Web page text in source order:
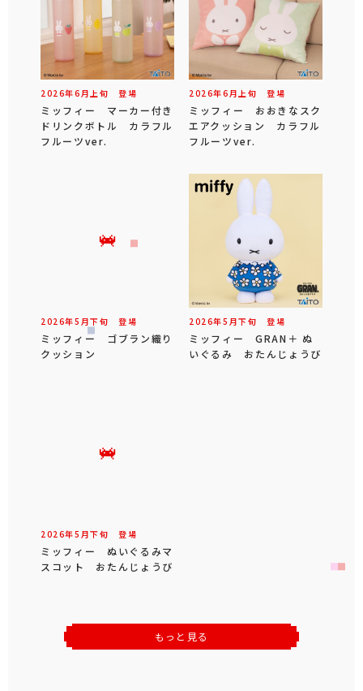
2026年6 月 上旬 登場
ミッフィー マーカー付き
ドリンクボトル カラフル
フルーツver.
2026年6 月 上旬 登場
ミッフィー おおきなスク
エアクッション カラフル
フルーツver.
2026年5 月下旬 登場
ミッフィー ゴブラン織り
クッション
2026年5 月下旬 登場
ミッフィー GRAN＋ ぬ
いぐるみ おたんじょうび
2026年5 月下旬 登場
ミッフィー ぬいぐるみマ
スコット おたんじょうび
もっと見る